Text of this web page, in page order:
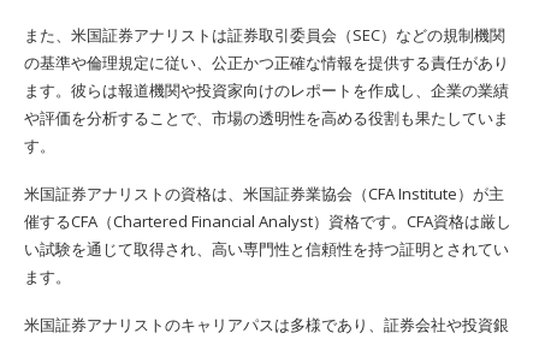
また、米国証券アナリストは証券取引委員会（SEC）などの規制機関
の基準や倫理規定に従い、公正かつ正確な情報を提供する責任があり
ます。彼らは報道機関や投資家向けのレポートを作成し、企業の業績
や評価を分析することで、市場の透明性を高める役割も果たしていま
す。
米国証券アナリストの資格は、米国証券業協会（CFA Institute）が主
催するCFA（Chartered Financial Analyst）資格です。CFA資格は厳し
い試験を通じて取得され、高い専門性と信頼性を持つ証明とされてい
ます。
米国証券アナリストのキャリアパスは多様であり、証券会社や投資銀